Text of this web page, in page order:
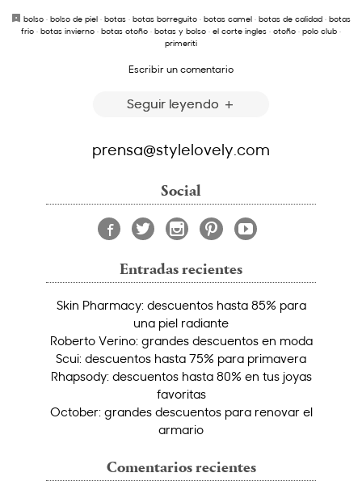
bolso · bolso de piel · botas · botas borreguito · botas camel · botas de calidad · botas
frio · botas invierno · botas otoño · botas y bolso · el corte ingles · otoño · polo club ·
primeriti
Escribir un comentario
Seguir leyendo
prensa@stylelovely.com
Social
Entradas recientes
Skin Pharmacy: descuentos hasta 85% para
una piel radiante
Roberto Verino: grandes descuentos en moda
Scui: descuentos hasta 75% para primavera
Rhapsody: descuentos hasta 80% en tus joyas
favoritas
October: grandes descuentos para renovar el
armario
Comentarios recientes